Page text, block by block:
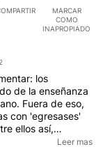
MARCAR
COMO
INAPROPIADO
los
de la enseñanza
Fuera de eso,
con 'egresases'
ellos así,
desvío del lenguaje
Leer mas